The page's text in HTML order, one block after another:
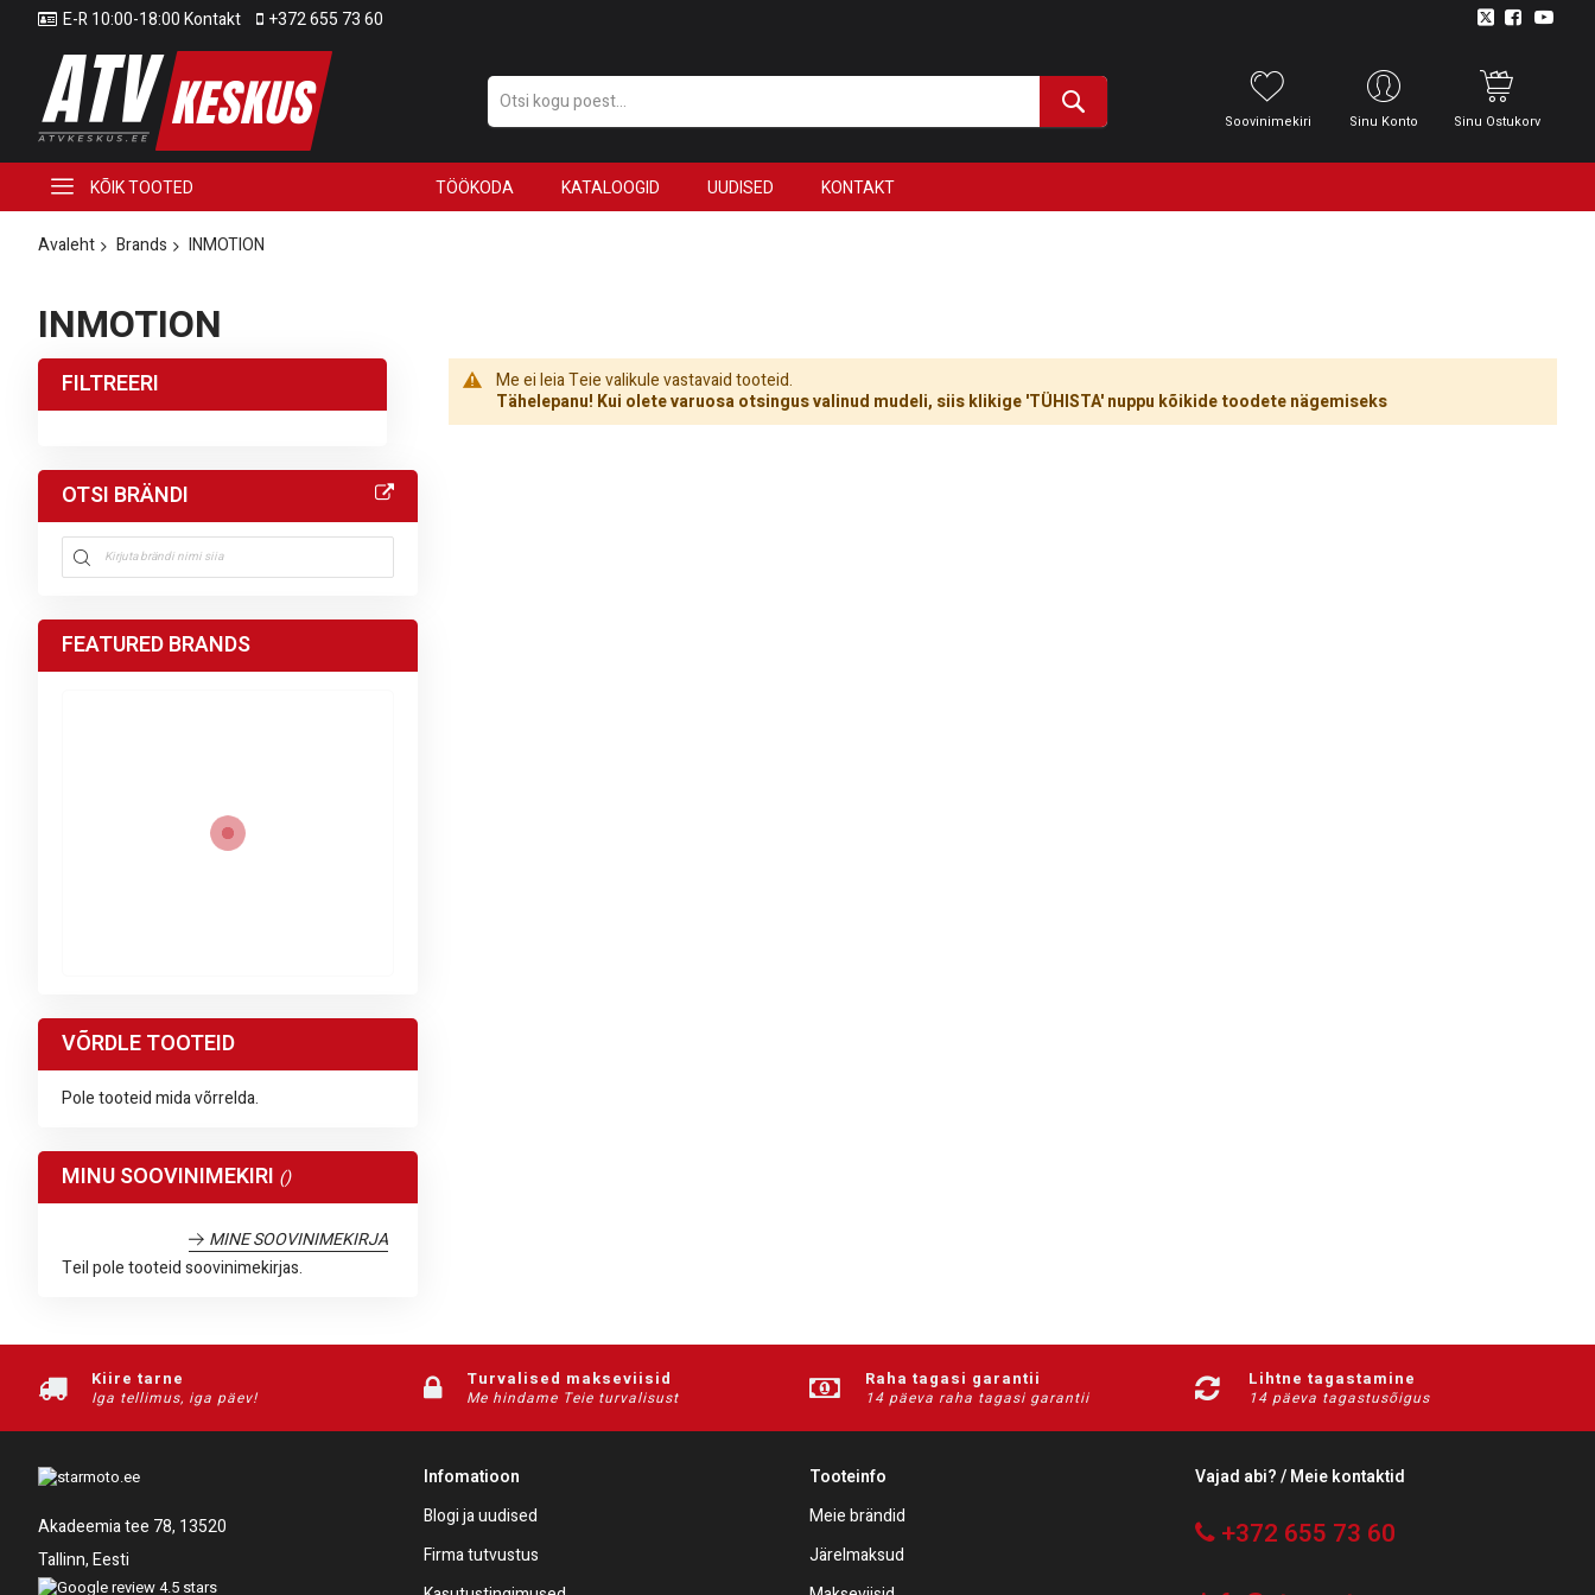
E-R 10:00-18:00 Kontakt +372 655 73 60
Soovinimekiri Sinu Konto Sinu Ostukorv
KÕIK TOOTED TÖÖKODA KATALOOGID UUDISED KONTAKT
Avaleht Brands INMOTION
INMOTION
Me ei leia Teie valikule vastavaid tooteid.
Tähelepanu! Kui olete varuosa otsingus valinud mudeli, siis klikige 'TÜHISTA' nuppu kõikide toodete nägemiseks
FILTREERI
OTSI BRÄNDI
FEATURED BRANDS
VÕRDLE TOOTEID
Pole tooteid mida võrrelda.
MINU SOOVINIMEKIRI
MINE SOOVINIMEKIRJA
Teil pole tooteid soovinimekirjas.
Kiire tarne
Iga tellimus, iga päev!
Turvalised makseviisid
Me hindame Teie turvalisust
Raha tagasi garantii
14 päeva raha tagasi garantii
Lihtne tagastamine
14 päeva tagastusõigus
Akadeemia tee 78, 13520
Tallinn, Eesti
Infomatioon
Blogi ja uudised
Firma tutvustus
Tooteinfo
Meie brändid
Järelmaksud
Vajad abi? / Meie kontaktid
+372 655 73 60